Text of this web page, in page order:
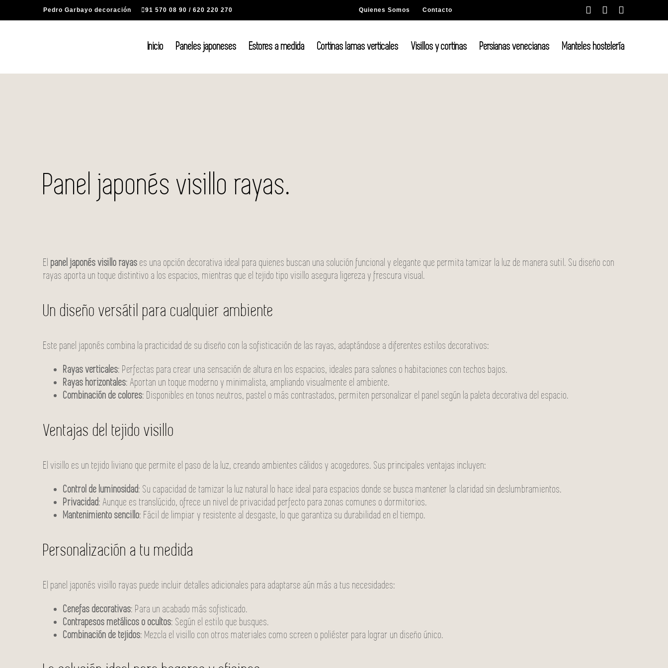
al
Pedro Garbayo decoración 91 570 08 90 / 620 220 270 Contacto
Quienes Somos FacebookInstagram
Inicio Paneles japoneses Estores a medida Cortinas lamas verticales Visillos y cortinas Persianas venecianas Manteles hostelería
Panel japonés visillo rayas.
El panel japonés visillo rayas es una opción decorativa ideal para quienes buscan una solución funcional y elegante que permita tamizar la luz de manera sutil. Su diseño con
rayas aporta un toque distintivo a los espacios, mientras que el tejido tipo visillo asegura ligereza y frescura visual.
Un diseño versátil para cualquier ambiente
Este panel japonés combina la practicidad de su diseño con la sofisticación de las rayas, adaptándose a diferentes estilos decorativos:
Rayas verticales: Perfectas para crear una sensación de altura en los espacios, ideales para salones o habitaciones con techos bajos.
Rayas horizontales: Aportan un toque moderno y minimalista, ampliando visualmente el ambiente.
Combinación de colores: Disponibles en tonos neutros, pastel o más contrastados, permiten personalizar el panel según la paleta decorativa del espacio.
Ventajas del tejido visillo
El visillo es un tejido liviano que permite el paso de la luz, creando ambientes cálidos y acogedores. Sus principales ventajas incluyen:
Control de luminosidad: Su capacidad de tamizar la luz natural lo hace ideal para espacios donde se busca mantener la claridad sin deslumbramientos.
Privacidad: Aunque es translúcido, ofrece un nivel de privacidad perfecto para zonas comunes o dormitorios.
Mantenimiento sencillo: Fácil de limpiar y resistente al desgaste, lo que garantiza su durabilidad en el tiempo.
Personalización a tu medida
El panel japonés visillo rayas puede incluir detalles adicionales para adaptarse aún más a tus necesidades:
Cenefas decorativas: Para un acabado más sofisticado.
Contrapesos metálicos o ocultos: Según el estilo que busques.
Combinación de tejidos: Mezcla el visillo con otros materiales como screen o poliéster para lograr un diseño único.